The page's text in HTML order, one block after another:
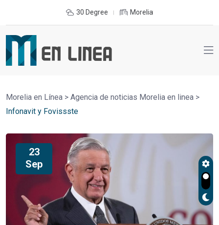
30 Degree Morelia
Morelia en Línea > Agencia de noticias Morelia en linea >
Infonavit y Fovissste
23
Sep